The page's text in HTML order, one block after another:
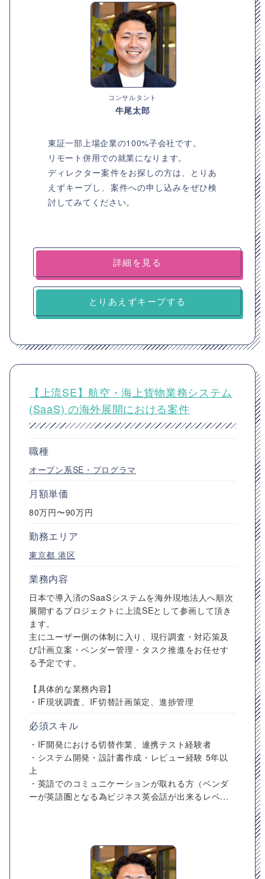
コンサルタント
牛尾太郎
東証一部上場企業の100%子会社です。
リモート併用での就業になります。
ディレクター案件をお探しの方は、とりあ
えずキープし、案件への申し込みをぜひ検
討してみてください。
詳細を見る
とりあえずキープする
【上流SE】航空・海上貨物業務システム
(SaaS) の海外展開における案件
職種
オープン系SE・プログラマ
月額単価
80万円〜90万円
勤務エリア
東京都 港区
業務内容
日本で導入済のSaaSシステムを海外現地法人へ順次
展開するプロジェクトに上流SEとして参画して頂き
ます。
主にユーザー側の体制に入り、現行調査・対応策及
び計画立案・ベンダー管理・タスク推進をお任せす
る予定です。
【具体的な業務内容】
・IF現状調査、IF切替計画策定、進捗管理
必須スキル
・IF開発における切替作業、連携テスト経験者
・システム開発・設計書作成・レビュー経験 5年以
上
・英語でのコミュニケーションが取れる方（ベンダ
ーが英語圏となる為ビジネス英会話が出来るレベ...